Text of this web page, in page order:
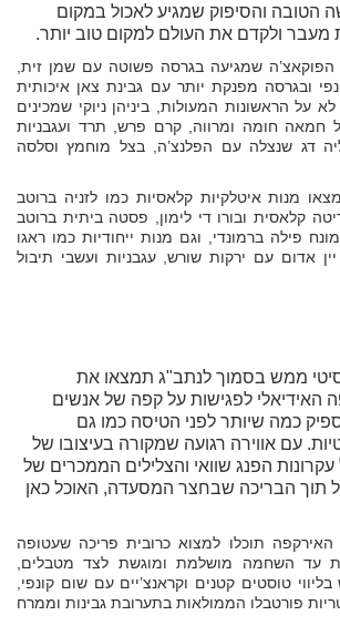
הטובה והסיפוק שמגיע לאכול במקום
ולקדם את העולם למקום טוב יותר.
הפוקאצ’ה שמגיעה בגרסה פשוטה עם שמן זית,
ובגרסה מפנקת יותר עם גבינת צאן איכותית
על הראשונות המעולות, ביניהן ניוקי שמכינים
חמאה חומה ומרווה, קרם פרש, תרד ועגבניות
דג שנצלה עם הפלנצ’ה, בצל מוחמץ וסלסה
מנות איטלקיות קלאסיות כמו לזניה ברוטב
קלאסית ובורו די לימון, פסטה ביתית ברוטב
פילה ברמונדי, וגם מנות ייחודיות כמו ראגו
אדום עם ירקות שורש, עגבניות ועשבי תיבול
ממש בסמוך לנתב"ג תמצאו את
האידיאלי לפגישות על קפה של אנשים
כמה שיותר לפני הטיסה כמו גם
עם אווירה רגועה שמקורה בעיצובו של
הפנג שוואי והצלילים הממכרים של
תוך הבריכה שבחצר המסעדה, האוכל כאן
תוכלו למצוא כרובית פריכה שעטופה
עד השחמה מושלמת ומוגשת לצד מטבלים,
טוסטים קטנים וקראנצ’יים עם שום קונפי,
פורטבלו הממולאות בתערובת גבינות וממרח